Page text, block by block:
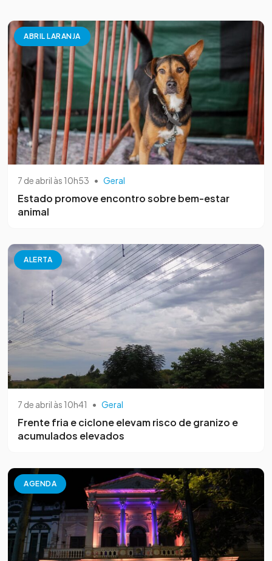
ABRIL LARANJA
7 de abril às 10h53 • Geral
Estado promove encontro sobre bem-estar
animal
ALERTA
7 de abril às 10h41 • Geral
Frente fria e ciclone elevam risco de granizo e
acumulados elevados
AGENDA